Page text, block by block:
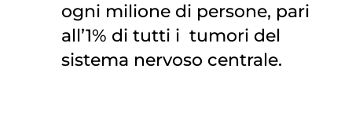
ogni milione di persone, pari
all’1% di tutti i tumori del
sistema nervoso centrale.